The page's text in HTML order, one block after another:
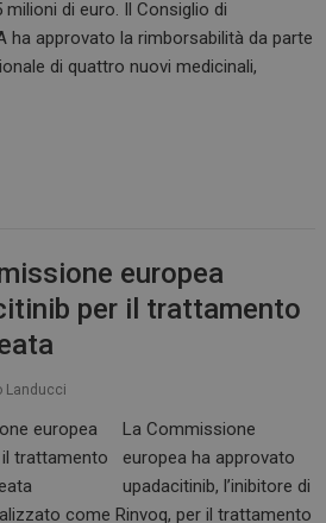
di euro. Il Consiglio di
ha approvato la rimborsabilità da parte
di quattro nuovi medicinali,
europea
per il trattamento
Landucci
La Commissione
europea ha approvato
upadacitinib, l’inibitore di
come Rinvoq, per il trattamento
Google LLC
.youtube.com
5